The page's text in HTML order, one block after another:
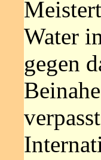
Water
gegen